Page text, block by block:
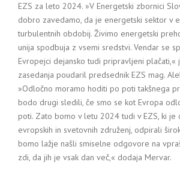
EZS za leto 2024. »V Energetski zbornici
dobro zavedamo, da je energetski sektor v
turbulentnih obdobij. Živimo energetski
unija spodbuja z vsemi sredstvi. Vendar se
Evropejci dejansko tudi pripravljeni plačati,«
zasedanja poudaril predsednik EZS mag.
»Odločno moramo hoditi po poti takšnega
bodo drugi sledili, če smo se kot Evropa
poti. Zato bomo v letu 2024 tudi v EZS, ki je
evropskih in svetovnih združenj, odpirali
bomo lažje našli smiselne odgovore na
zdi, da jih je vsak dan več,« dodaja Mervar.